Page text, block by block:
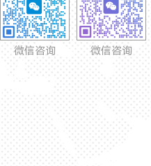
微信咨询 微信咨询